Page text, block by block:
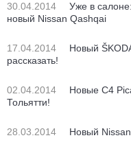
30.04.2014
Уже в
новый Nissan Qashqai
17.04.2014
Новый
рассказать!
02.04.2014
Новые C4
Тольятти!
28.03.2014 Новый